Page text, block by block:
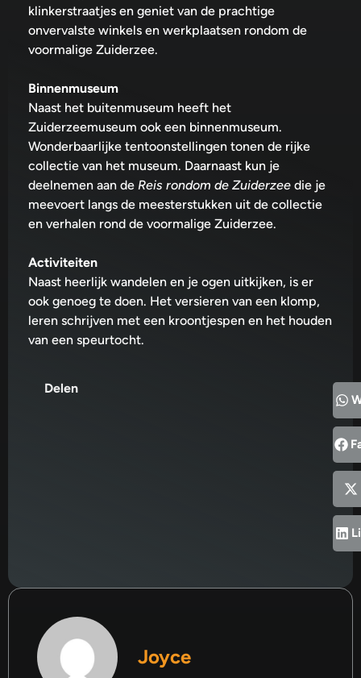
klinkerstraatjes en geniet van de prachtige
onvervalste winkels en werkplaatsen rondom de
voormalige Zuiderzee.
Binnenmuseum
Naast het buitenmuseum heeft het
Zuiderzeemuseum ook een binnenmuseum.
Wonderbaarlijke tentoonstellingen tonen de rijke
collectie van het museum. Daarnaast kun je
deelnemen aan de Reis rondom de Zuiderzee die je
meevoert langs de meesterstukken uit de collectie
en verhalen rond de voormalige Zuiderzee.
Activiteiten
Naast heerlijk wandelen en je ogen uitkijken, is er
ook genoeg te doen. Het versieren van een klomp,
leren schrijven met een kroontjespen en het houden
van een speurtocht.
Delen
Joyce